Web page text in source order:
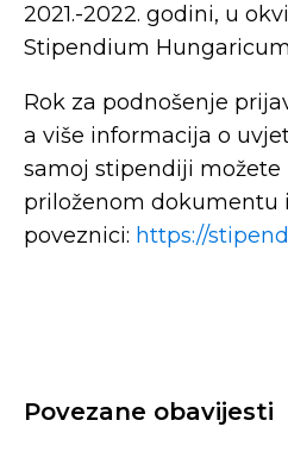
2021.-2022. godini, u
Stipendium
Rok za podnošenje
a više informacija o
samoj stipendiji
priloženom dokumentu
poveznici: https://
Povezane obavijesti